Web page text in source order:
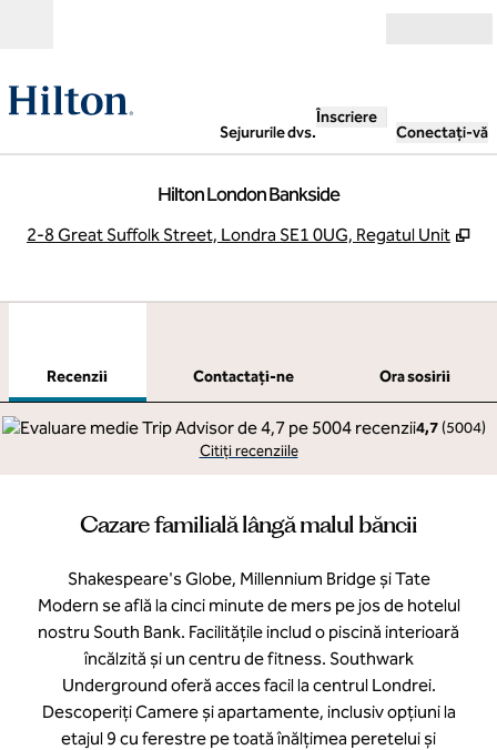
Sejururile dvs.
Înscriere
Conectați-vă
Hilton London Bankside
2-8 Great Suffolk Street, Londra SE1 0UG, Regatul Unit ,
Recenzii Contactaţi-ne
Ora sosirii
4,7 (5004)
Citiți recenziile
Cazare familială lângă malul băncii
Shakespeare's Globe, Millennium Bridge și Tate
Modern se află la cinci minute de mers pe jos de hotelul
nostru South Bank. Facilitățile includ o piscină interioară
încălzită și un centru de fitness. Southwark
Underground oferă acces facil la centrul Londrei.
Descoperiți Camere și apartamente, inclusiv opțiuni la
etajul 9 cu ferestre pe toată înălțimea peretelui și